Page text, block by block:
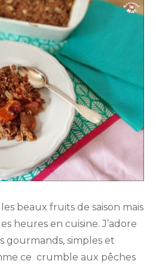
les beaux fruits de saison mais
heures en cuisine. J’adore
gourmands, simples et
ce crumble aux pêches